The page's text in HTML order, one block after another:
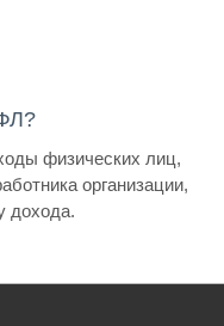
физических лиц,
организации,
дохода.